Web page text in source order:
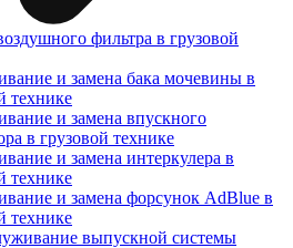
фильтра в грузовой
и замена бака мочевины в
технике
и замена впускного
в грузовой технике
и замена интеркулера в
технике
и замена форсунок AdBlue в
технике
выпускной системы